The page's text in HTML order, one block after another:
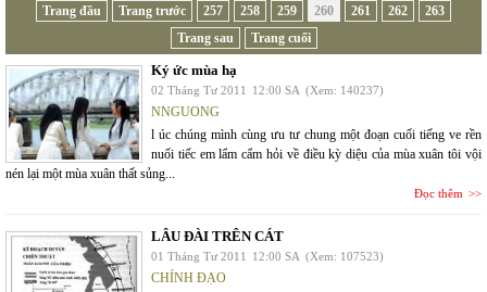
Trang đầu Trang trước 257 258 259 260 261 262
263
Trang sau
Trang cuối
Ký ức mùa hạ
02 Tháng Tư 2011 12:00 SA (Xem: 140237)
NNGUONG
l úc chúng mình cùng ưu tư chung một đoạn cuối tiếng ve rền
nuối tiếc em lẩm cẩm hỏi về điều kỳ diệu của mùa xuân tôi vội
nén lại một mùa xuân thất sủng...
Đọc thêm
LÂU ĐÀI TRÊN CÁT
01 Tháng Tư 2011 12:00 SA (Xem: 107523)
CHÍNH ĐẠO